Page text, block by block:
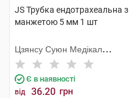
JS Трубка ендотрахеальна з
манжетою 5 мм 1 шт
Цзянсу Суюн Медікал
Метіріалс
Є в наявності
від 36.20 грн